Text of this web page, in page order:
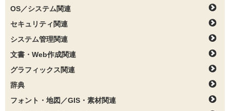
OS／システム関連
セキュリティ関連
システム管理関連
文書・Web作成関連
グラフィックス関連
辞典
フォント・地図／GIS・素材関連